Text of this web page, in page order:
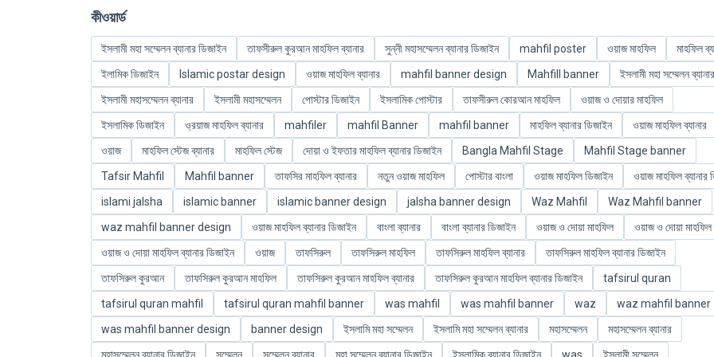
কীওয়ার্ড
ইসলামী মহা সম্মেলন ব্যানার ডিজাইন তাফসীরুল কুরআন মাহফিল ব্যানার সুন্নী মহাসম্মেলন ব্যানার ডিজাইন mahfil poster ওয়াজ মাহফিল
মাহফিল
ইলামিক ডিজাইন
Islamic postar design ওয়াজ মাহফিল ব্যানার mahfil banner design Mahfill banner
ইসলামী মহা সম্মেলন ব্যানার
ইসলামী মহাসম্মেলন ব্যানার
ইসলামী মহাসম্মেলন পোস্টার ডিজাইন ইসলামিক পোস্টার তাফসীরুল কোরআন মাহফিল
ওয়াজ ও দোয়ার মাহফিল
ইসলামিক ডিজাইন
ও্রয়াজ মাহফিল ব্যানার mahfiler mahfil Banner mahfil banner মাহফিল ব্যানার ডিজাইন
ওয়াজ মাহফিল ব্যানার
ওয়াজ
মাহফিল স্টেজ ব্যানার মাহফিল স্টেজ দোয়া ও ইফতার মাহফিল ব্যানার ডিজাইন Bangla Mahfil Stage
Mahfil Stage banner
Tafsir Mahfil
Mahfil banner তাফসির মাহফিল ব্যানার নতুন ওয়াজ মাহফিল পোস্টার বাংলা ওয়াজ মাহফিল ডিজাইন
ওয়াজ মাহফিল ব্যানার
islami jalsha
islamic banner islamic banner design jalsha banner design Waz Mahfil
Waz Mahfil banner
waz mahfil banner design
ওয়াজ মাহফিল ব্যানার ডিজাইন বাংলা ব্যানার বাংলা ব্যানার ডিজাইন ওয়াজ ও দোয়া মাহফিল
ওয়াজ ও দোয়া মাহফিল
ওয়াজ ও দোয়া মাহফিল ব্যানার ডিজাইন
ওয়াজ তাফসিরুল তাফসিরুল মাহফিল তাফসিরুল মাহফিল ব্যানার
তাফসিরুল মাহফিল ব্যানার ডিজাইন
তাফসিরুল কুরআন
তাফসিরুল কুরআন মাহফিল তাফসিরুল কুরআন মাহফিল ব্যানার তাফসিরুল কুরআন মাহফিল ব্যানার ডিজাইন
tafsirul quran
tafsirul quran mahfil
tafsirul quran mahfil banner was mahfil was mahfil banner waz
waz mahfil banner
was mahfil banner design
banner design ইসলামি মহা সম্মেলন ইসলামি মহা সম্মেলন ব্যানার মহাসম্মেলন
মহাসম্মেলন ব্যানার
মহাসম্মেলন ব্যানার ডিজাইন
সম্মেলন সম্মেলন ব্যানার মহা সম্মেলন ব্যানার ডিজাইন ইসলামিক ব্যানার ডিজাইন was
ইসলামী সম্মেলন